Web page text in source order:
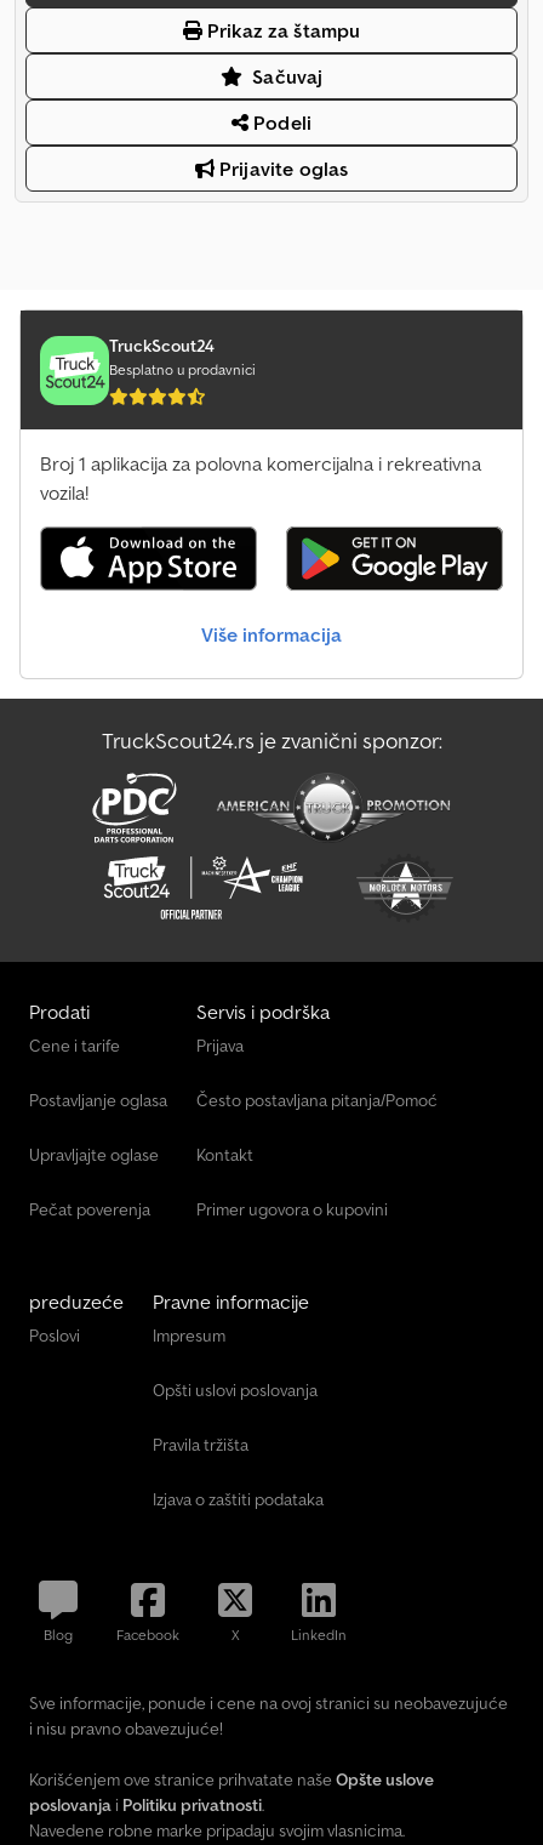
Prikaz za štampu
Sačuvaj
Podeli
Prijavite oglas
TruckScout24
Besplatno u prodavnici
Broj 1 aplikacija za polovna komercijalna i rekreativna
vozila!
Više informacija
TruckScout24.rs je zvanični sponzor:
Prodati
Cene i tarife
Postavljanje oglasa
Upravljajte oglase
Pečat poverenja
Servis i podrška
Prijava
Često postavljana pitanja/Pomoć
Kontakt
Primer ugovora o kupovini
preduzeće
Poslovi
Pravne informacije
Impresum
Opšti uslovi poslovanja
Pravila tržišta
Izjava o zaštiti podataka
Blog Facebook X LinkedIn
Sve informacije, ponude i cene na ovoj stranici su neobavezujuće
i nisu pravno obavezujuće!
Korišćenjem ove stranice prihvatate naše Opšte uslove
poslovanja i Politiku privatnosti.
Navedene robne marke pripadaju svojim vlasnicima.